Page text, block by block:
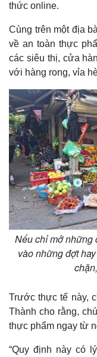
Kinh tế
Bất động sản
Khởi nghiệp
thức online.
Cùng trên một địa
về an toàn thực
các siêu thị, cửa
với hàng rong, vỉa
Nếu chỉ mở những
vào những đợt
Trước thực tế này,
Thành cho rằng,
thực phẩm ngay từ
“Quy định này có